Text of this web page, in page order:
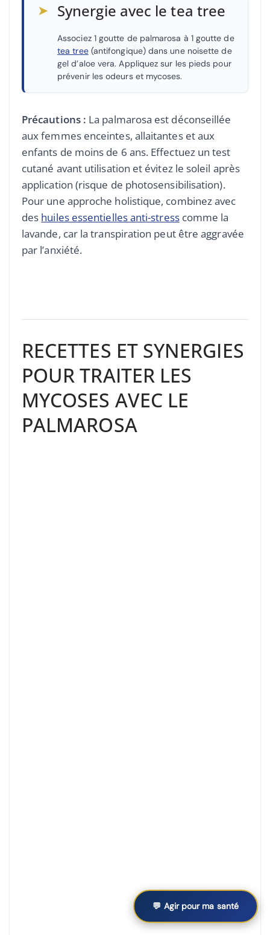
➤ Synergie avec le tea tree
Associez 1 goutte de palmarosa à 1 goutte de
tea tree(antifongique) dans une noisette de
gel d’aloe vera. Appliquez sur les pieds pour
prévenir les odeurs et mycoses.
Précautions : La palmarosa est déconseillée
aux femmes enceintes, allaitantes et aux
enfants de moins de 6 ans. Effectuez un test
cutané avant utilisation et évitez le soleil après
application (risque de photosensibilisation).
Pour une approche holistique, combinez avec
des huiles essentielles anti-stresscomme la
lavande, car la transpiration peut être aggravée
par l’anxiété.
RECETTES ET SYNERGIES
POUR TRAITER LES
MYCOSES AVEC LE
PALMAROSA
💬 Agir pour ma santé